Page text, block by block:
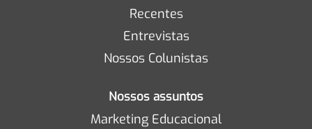
Recentes
Entrevistas
Nossos Colunistas
Nossos assuntos
Marketing Educacional